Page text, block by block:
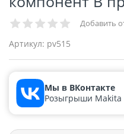
Добавить
Артикул: pv515
Мы в ВКонтакте
Розыгрыши